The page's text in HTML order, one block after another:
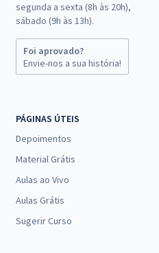
segunda a sexta (8h às 20h),
sábado (9h às 13h).
Foi aprovado?
Envie-nos a sua história!
PÁGINAS ÚTEIS
Depoimentos
Material Grátis
Aulas ao Vivo
Aulas Grátis
Sugerir Curso